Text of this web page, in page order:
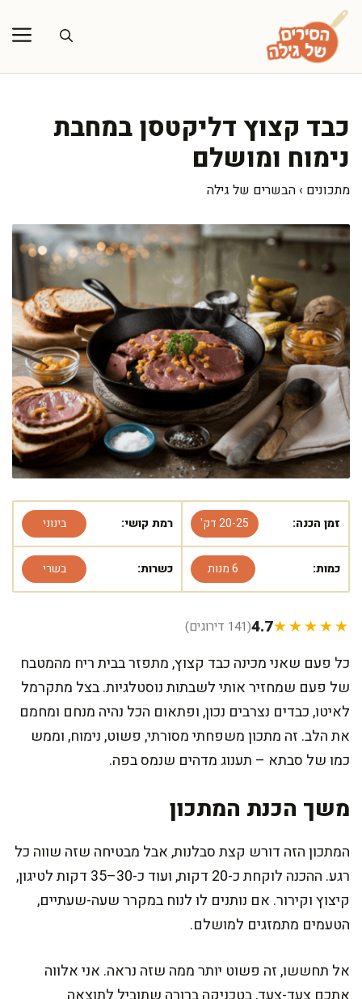
לדלג
לתוכן
כבד קצוץ דליקטסן במחבת
נימוח ומושלם
מתכונים › הבשרים של גילה
זמן הכנה: 20-25 דק' רמת קושי: בינוני
כמות: 6 מנות כשרות: בשרי
★★★★★
4.7(141 דירוגים)
כל פעם שאני מכינה כבד קצוץ, מתפזר בבית ריח מהמטבח
של פעם שמחזיר אותי לשבתות נוסטלגיות. בצל מתקרמל
לאיטו, כבדים נצרבים נכון, ופתאום הכל נהיה מנחם ומחמם
את הלב. זה מתכון משפחתי מסורתי, פשוט, נימוח, וממש
כמו של סבתא – תענוג מדהים שנמס בפה.
משך הכנת המתכון
המתכון הזה דורש קצת סבלנות, אבל מבטיחה שזה שווה כל
רגע. ההכנה לוקחת כ-20 דקות, ועוד כ-30–35 דקות לטיגון,
קיצוץ וקירור. אם נותנים לו לנוח במקרר שעה-שעתיים,
הטעמים מתמזגים למושלם.
אל תחששו, זה פשוט יותר ממה שזה נראה. אני אלווה